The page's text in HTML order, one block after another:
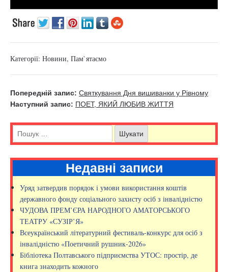
Категорії: Новини, Пам`ятаємо
Попередній запис: Святкування Дня вишиванки у Рівному
Наступний запис: ПОЕТ, ЯКИЙ ЛЮБИВ ЖИТТЯ
Недавні записи
Уряд затвердив порядок і умови використання коштів
державного фонду соціального захисту осіб з інвалідністю
ЧУДОВА ПРЕМ’ЄРА НАРОДНОГО АМАТОРСЬКОГО
ТЕАТРУ «СУЗІР’Я»
Всеукраїнський літературний фестиваль-конкурс для осіб з
інвалідністю «Поетичний рушник-2026»
Бібліотека Полтавського підприємства УТОС: простір, де
книга знаходить кожного